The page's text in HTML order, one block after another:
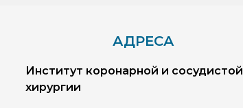
АДРЕСА
Институт коронарной и сосудистой
хирургии